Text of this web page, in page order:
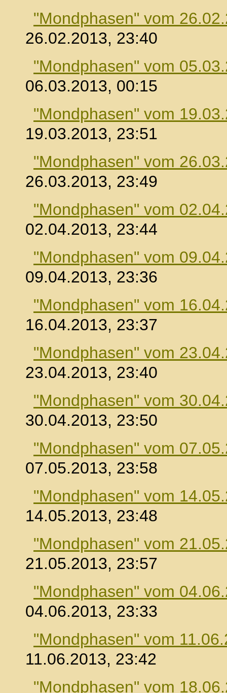
"Mondphasen" vom
26.02.2013, 23:40
"Mondphasen" vom
06.03.2013, 00:15
"Mondphasen" vom
19.03.2013, 23:51
"Mondphasen" vom
26.03.2013, 23:49
"Mondphasen" vom
02.04.2013, 23:44
"Mondphasen" vom
09.04.2013, 23:36
"Mondphasen" vom
16.04.2013, 23:37
"Mondphasen" vom
23.04.2013, 23:40
"Mondphasen" vom
30.04.2013, 23:50
"Mondphasen" vom
07.05.2013, 23:58
"Mondphasen" vom
14.05.2013, 23:48
"Mondphasen" vom
21.05.2013, 23:57
"Mondphasen" vom
04.06.2013, 23:33
"Mondphasen" vom
11.06.2013, 23:42
"Mondphasen" vom